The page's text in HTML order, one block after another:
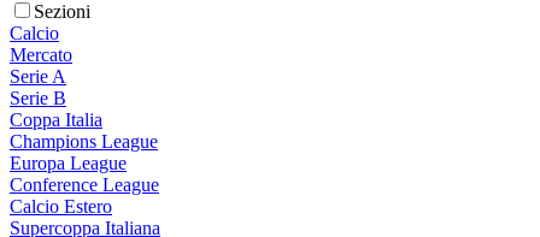
Sezioni
Calcio
Mercato
Serie A
Serie B
Coppa Italia
Champions League
Europa League
Conference League
Calcio Estero
Supercoppa Italiana